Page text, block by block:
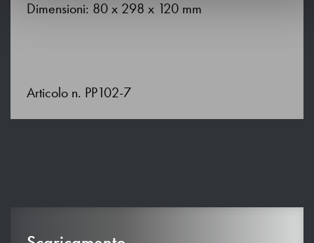
Dimensioni: 80 x 298 x 120 mm
Articolo n. PP102-7